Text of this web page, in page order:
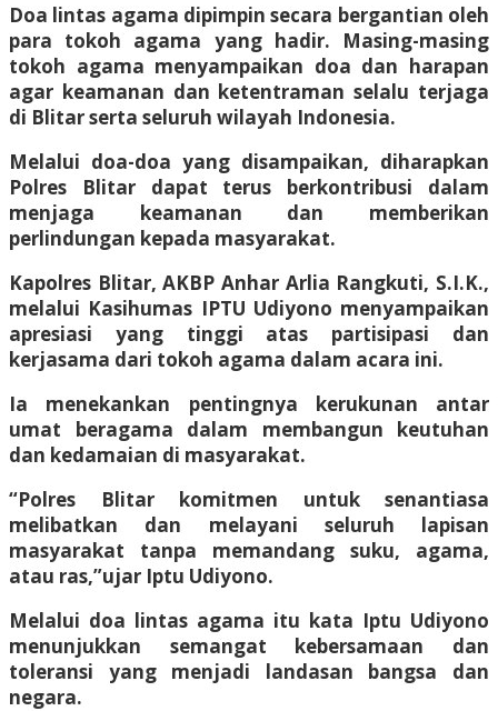
Doa lintas agama dipimpin secara bergantian oleh
para tokoh agama yang hadir. Masing-masing
tokoh agama menyampaikan doa dan harapan
agar keamanan dan ketentraman selalu terjaga
di Blitar serta seluruh wilayah Indonesia.
Melalui doa-doa yang disampaikan, diharapkan
Polres Blitar dapat terus berkontribusi dalam
menjaga keamanan dan memberikan
perlindungan kepada masyarakat.
Kapolres Blitar, AKBP Anhar Arlia Rangkuti, S.I.K.,
melalui Kasihumas IPTU Udiyono menyampaikan
apresiasi yang tinggi atas partisipasi dan
kerjasama dari tokoh agama dalam acara ini.
Ia menekankan pentingnya kerukunan antar
umat beragama dalam membangun keutuhan
dan kedamaian di masyarakat.
“Polres Blitar komitmen untuk senantiasa
melibatkan dan melayani seluruh lapisan
masyarakat tanpa memandang suku, agama,
atau ras,”ujar Iptu Udiyono.
Melalui doa lintas agama itu kata Iptu Udiyono
menunjukkan semangat kebersamaan dan
toleransi yang menjadi landasan bangsa dan
negara.